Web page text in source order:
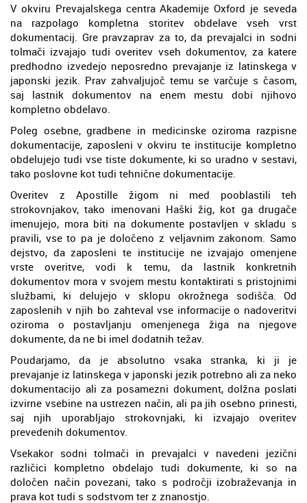
V okviru Prevajalskega centra Akademije Oxford je seveda
na razpolago kompletna storitev obdelave vseh vrst
dokumentacij. Gre pravzaprav za to, da prevajalci in sodni
tolmači izvajajo tudi overitev vseh dokumentov, za katere
predhodno izvedejo neposredno prevajanje iz latinskega v
japonski jezik. Prav zahvaljujoč temu se varčuje s časom,
saj lastnik dokumentov na enem mestu dobi njihovo
kompletno obdelavo.
Poleg osebne, gradbene in medicinske oziroma razpisne
dokumentacije, zaposleni v okviru te institucije kompletno
obdelujejo tudi vse tiste dokumente, ki so uradno v sestavi,
tako poslovne kot tudi tehnične dokumentacije.
Overitev z Apostille žigom ni med pooblastili teh
strokovnjakov, tako imenovani Haški žig, kot ga drugače
imenujejo, mora biti na dokumente postavljen v skladu s
pravili, vse to pa je določeno z veljavnim zakonom. Samo
dejstvo, da zaposleni te institucije ne izvajajo omenjene
vrste overitve, vodi k temu, da lastnik konkretnih
dokumentov mora v svojem mestu kontaktirati s pristojnimi
službami, ki delujejo v sklopu okrožnega sodišča. Od
zaposlenih v njih bo zahteval vse informacije o nadoveritvi
oziroma o postavljanju omenjenega žiga na njegove
dokumente, da ne bi imel dodatnih težav.
Poudarjamo, da je absolutno vsaka stranka, ki ji je
prevajanje iz latinskega v japonski jezik potrebno ali za neko
dokumentacijo ali za posamezni dokument, dolžna poslati
izvirne vsebine na ustrezen način, ali pa jih osebno prinesti,
saj njih uporabljajo strokovnjaki, ki izvajajo overitev
prevedenih dokumentov.
Vsekakor sodni tolmači in prevajalci v navedeni jezični
različici kompletno obdelajo tudi dokumente, ki so na
določen način povezani, tako s področji izobraževanja in
prava kot tudi s sodstvom ter z znanostjo.